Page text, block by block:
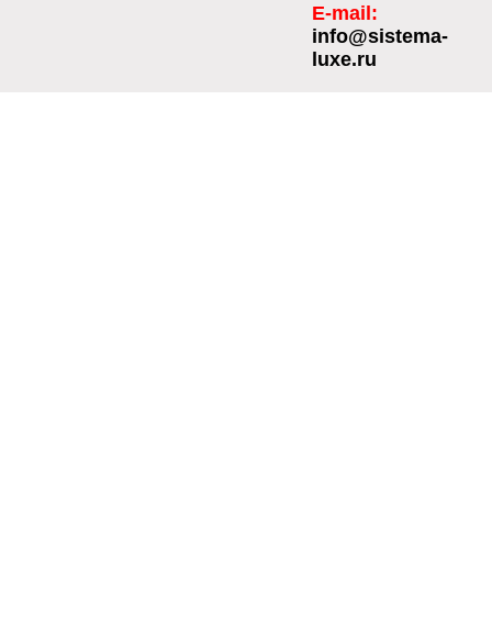
E-mail:
info@sistema-
luxe.ru